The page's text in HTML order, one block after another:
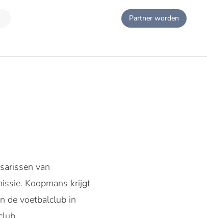
Partner worden
van
Koopmans krijgt
de voetbalclub in